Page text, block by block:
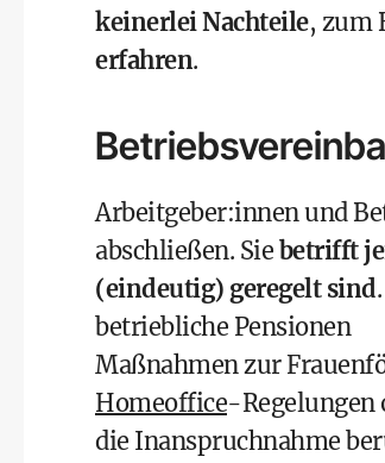
keinerlei Nachteile, zum
erfahren.
Arbeitgeber:innen und
abschließen. Sie betrifft
(eindeutig) geregelt sind
betriebliche Pensionen
Maßnahmen zur
Homeoffice-Regelungen
die Inanspruchnahme